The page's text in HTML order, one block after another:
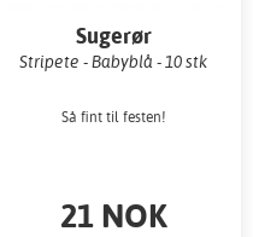
Sugerør
Stripete - Babyblå - 10 stk
Så fint til festen!
21 NOK